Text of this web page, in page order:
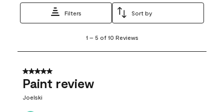
Filters Sort by
5
10
Reviews
1 – 5 of 10 Reviews
5 out of 5 stars.
Paint review
Joelski